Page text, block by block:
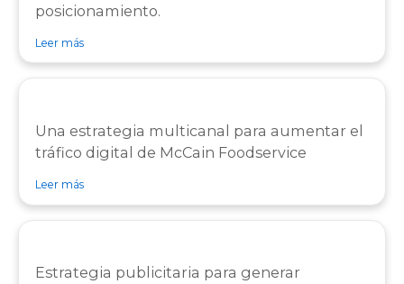
posicionamiento.
Leer mássobre caso de éxito Caso de éxito Pescanova
Una estrategia multicanal para aumentar el
tráfico digital de McCain Foodservice
Leer mássobre caso de éxito Caso de éxito McCain Foodservice
Estrategia publicitaria para generar